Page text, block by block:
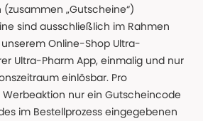
„Gutscheine“)
sind ausschließlich im Rahmen
Online-Shop Ultra-
Ultra-Pharm App, einmalig und nur
einlösbar. Pro
nur ein Gutscheincode
im Bestellprozess eingegebenen